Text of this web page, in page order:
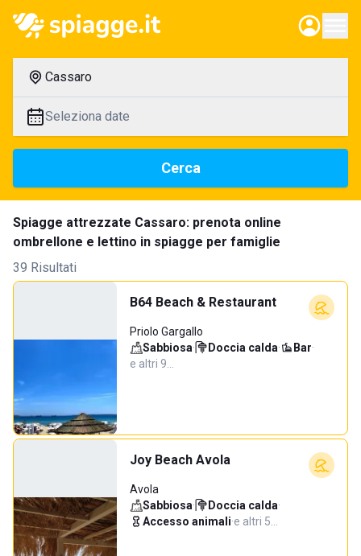
Cassaro
Seleziona date
Cerca
Spiagge attrezzate Cassaro: prenota online
ombrellone e lettino in spiagge per famiglie
39 Risultati
B64 Beach & Restaurant
Priolo Gargallo
Sabbiosa· Doccia calda· Bar·
e altri 9…
Joy Beach Avola
Avola
Sabbiosa· Doccia calda·
Accesso animali·e altri 5…